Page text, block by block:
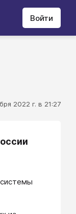
Войти
2022 г. в 21:27